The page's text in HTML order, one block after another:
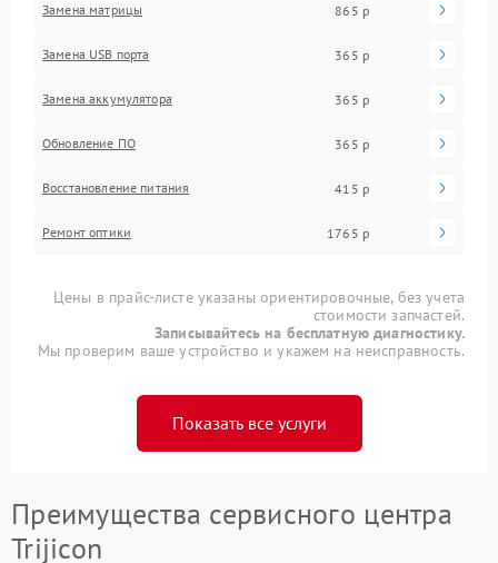
Замена матрицы 865 р
Замена USB порта 365 р
Замена аккумулятора 365 р
Обновление ПО 365 р
Восстановление питания 415 р
Ремонт оптики 1765 р
Цены в прайс-листе указаны ориентировочные, без учета
стоимости запчастей.
Записывайтесь на бесплатную диагностику.
Мы проверим ваше устройство и укажем на неисправность.
Показать все услуги
Преимущества сервисного центра
Trijicon